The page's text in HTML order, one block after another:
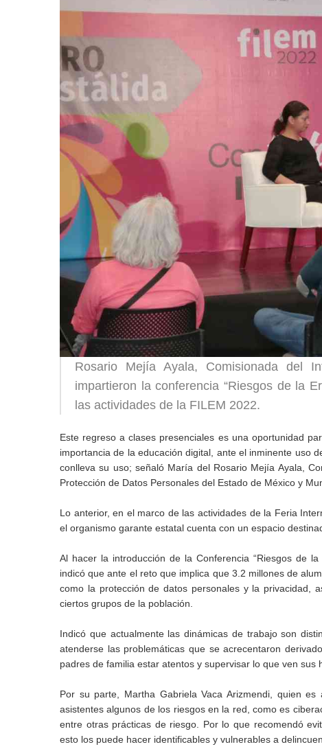
Rosario Mejía Ayala, Comisionada del
impartieron la conferencia “Riesgos de la
las actividades de la FILEM 2022.
Este regreso a clases presenciales es una oportunidad
importancia de la educación digital, ante el inminente uso
conlleva su uso; señaló María del Rosario Mejía Ayala,
Protección de Datos Personales del Estado de México y
Lo anterior, en el marco de las actividades de la Feria
el organismo garante estatal cuenta con un espacio
Al hacer la introducción de la Conferencia “Riesgos de
indicó que ante el reto que implica que 3.2 millones de
como la protección de datos personales y la privacidad,
ciertos grupos de la población.
Indicó que actualmente las dinámicas de trabajo son
atenderse las problemáticas que se acrecentaron
padres de familia estar atentos y supervisar lo que ven sus
Por su parte, Martha Gabriela Vaca Arizmendi, quien
asistentes algunos de los riesgos en la red, como es
entre otras prácticas de riesgo. Por lo que recomendó
esto los puede hacer identificables y vulnerables a